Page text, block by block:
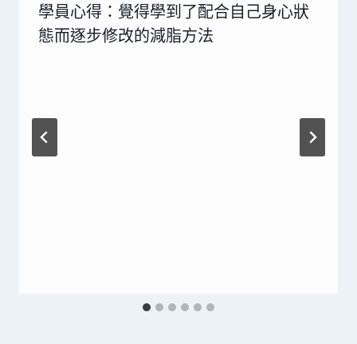
學員心得：覺得學到了配合自己身心狀
態而逐步修改的減脂方法